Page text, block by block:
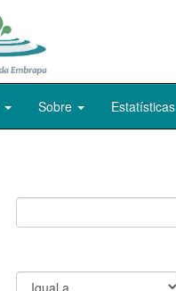
Sobre Estatísticas